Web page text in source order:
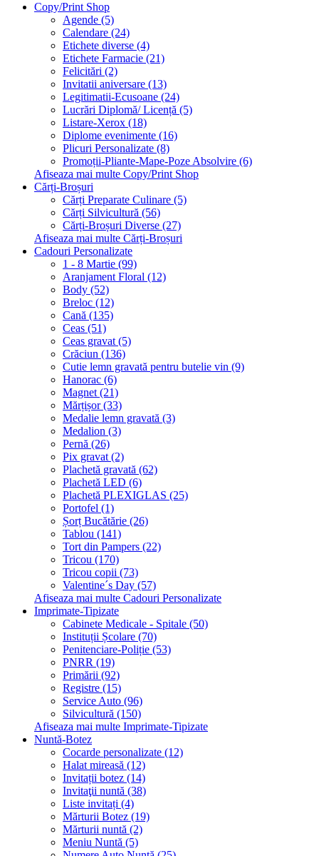
Copy/Print Shop
Agende (5)
Calendare (24)
Etichete diverse (4)
Etichete Farmacie (21)
Felicitări (2)
Invitatii aniversare (13)
Legitimatii-Ecusoane (24)
Lucrări Diplomă/ Licență (5)
Listare-Xerox (18)
Diplome evenimente (16)
Plicuri Personalizate (8)
Promoții-Pliante-Mape-Poze Absolvire (6)
Afiseaza mai multe Copy/Print Shop
Cărți-Broșuri
Cărți Preparate Culinare (5)
Cărți Silvicultură (56)
Cărți-Broșuri Diverse (27)
Afiseaza mai multe Cărți-Broșuri
Cadouri Personalizate
1 - 8 Martie (99)
Aranjament Floral (12)
Body (52)
Breloc (12)
Cană (135)
Ceas (51)
Ceas gravat (5)
Crăciun (136)
Cutie lemn gravată pentru butelie vin (9)
Hanorac (6)
Magnet (21)
Mărțișor (33)
Medalie lemn gravată (3)
Medalion (3)
Pernă (26)
Pix gravat (2)
Plachetă gravată (62)
Plachetă LED (6)
Plachetă PLEXIGLAS (25)
Portofel (1)
Șorț Bucătărie (26)
Tablou (141)
Tort din Pampers (22)
Tricou (170)
Tricou copii (73)
Valentine´s Day (57)
Afiseaza mai multe Cadouri Personalizate
Imprimate-Tipizate
Cabinete Medicale - Spitale (50)
Instituții Școlare (70)
Penitenciare-Poliție (53)
PNRR (19)
Primării (92)
Registre (15)
Service Auto (96)
Silvicultură (150)
Afiseaza mai multe Imprimate-Tipizate
Nuntă-Botez
Cocarde personalizate (12)
Halat mireasă (12)
Invitații botez (14)
Invitaţii nuntă (38)
Liste invitați (4)
Mărturii Botez (19)
Mărturii nuntă (2)
Meniu Nuntă (5)